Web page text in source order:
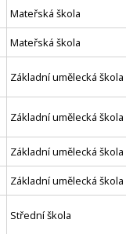
Mateřská škola
Mateřská škola
Základní umělecká škola
Základní umělecká škola
Základní umělecká škola
Základní umělecká škola
Střední škola